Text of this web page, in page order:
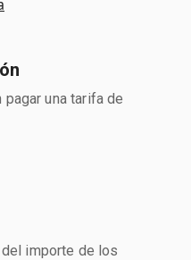
una tarifa de
importe de los